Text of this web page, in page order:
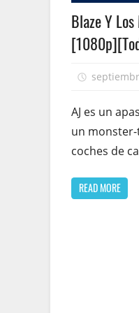
Blaze Y
AJ es un
un monster-
coches de
READ MORE